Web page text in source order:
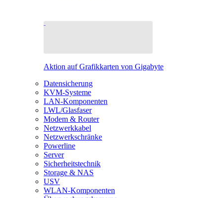
Aktion auf Grafikkarten von Gigabyte
Datensicherung
KVM-Systeme
LAN-Komponenten
LWL/Glasfaser
Modem & Router
Netzwerkkabel
Netzwerkschränke
Powerline
Server
Sicherheitstechnik
Storage & NAS
USV
WLAN-Komponenten